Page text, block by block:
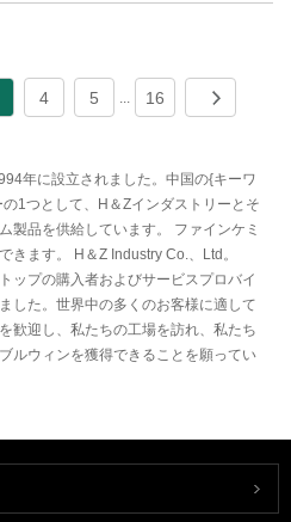
4 5 ... 16
年に設立されました。中国の{キーワ
1つとして、H＆Zインダストリーとそ
製品を供給しています。 ファインケミ
きます。 H＆Z Industry Co.、Ltd。
ップの購入者およびサービスプロバイ
した。世界中の多くのお客様に適して
歓迎し、私たちの工場を訪れ、私たち
ルウィンを獲得できることを願ってい